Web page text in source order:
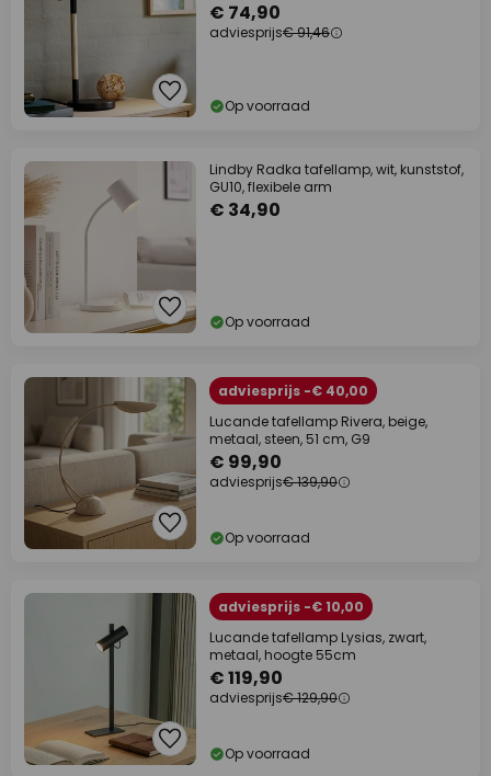
€ 74,90
adviesprijs€ 91,46
Op voorraad
Lindby Radka tafellamp, wit, kunststof,
GU10, flexibele arm
€ 34,90
Op voorraad
adviesprijs -€ 40,00
Lucande tafellamp Rivera, beige,
metaal, steen, 51 cm, G9
€ 99,90
adviesprijs€ 139,90
Op voorraad
adviesprijs -€ 10,00
Lucande tafellamp Lysias, zwart,
metaal, hoogte 55cm
€ 119,90
adviesprijs€ 129,90
Op voorraad